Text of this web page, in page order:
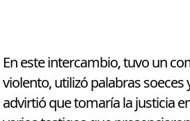
En este intercambio, tuvo un
violento, utilizó palabras
advirtió que tomaría la justicia